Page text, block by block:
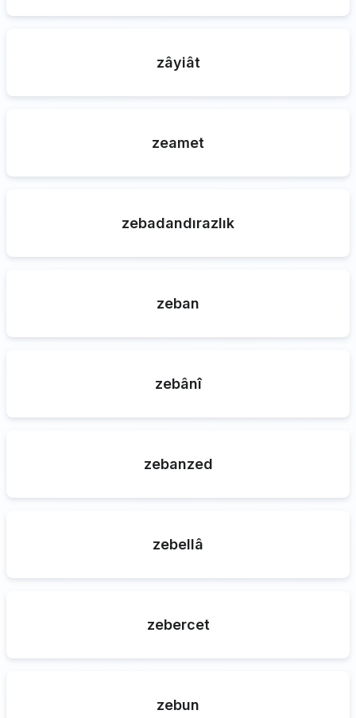
zâyiât
zeamet
zebadandırazlık
zeban
zebânî
zebanzed
zebellâ
zebercet
zebun